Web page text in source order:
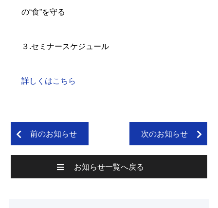
の“食”を守る
３.セミナースケジュール
詳しくはこちら
前のお知らせ 次のお知らせ
お知らせ一覧へ戻る